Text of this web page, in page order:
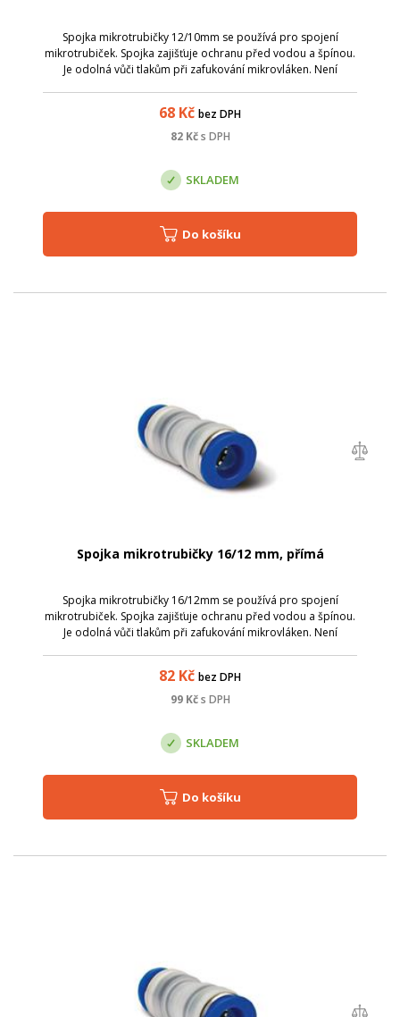
Spojka mikrotrubičky 12/10mm se používá pro spojení
mikrotrubiček. Spojka zajišťuje ochranu před vodou a špínou.
Je odolná vůči tlakům při zafukování mikrovláken. Není
68 Kč bez DPH
82Kč s DPH
SKLADEM
Do košíku
Spojka mikrotrubičky 16/12 mm, přímá
Spojka mikrotrubičky 16/12mm se používá pro spojení
mikrotrubiček. Spojka zajišťuje ochranu před vodou a špínou.
Je odolná vůči tlakům při zafukování mikrovláken. Není
82 Kč bez DPH
99Kč s DPH
SKLADEM
Do košíku